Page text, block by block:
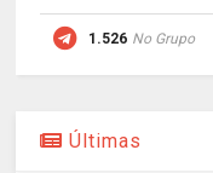
1.526 No Grupo
Últimas